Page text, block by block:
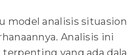
model analisis
Analisis ini
yang ada